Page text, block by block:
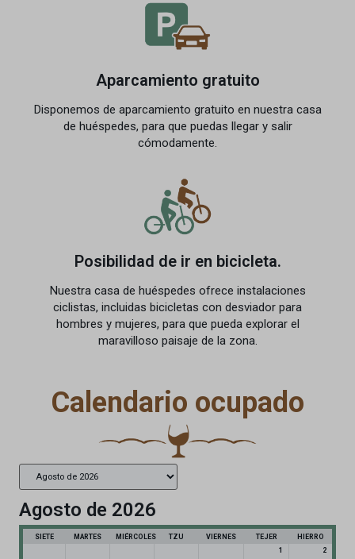
Aparcamiento gratuito
Disponemos de aparcamiento gratuito en nuestra casa
de huéspedes, para que puedas llegar y salir
cómodamente.
Posibilidad de ir en bicicleta.
Nuestra casa de huéspedes ofrece instalaciones
ciclistas, incluidas bicicletas con desviador para
hombres y mujeres, para que pueda explorar el
maravilloso paisaje de la zona.
Calendario ocupado
Agosto de 2026
SIETE MARTES MIÉRCOLES TZU VIERNES TEJER
HIERRO
1
2